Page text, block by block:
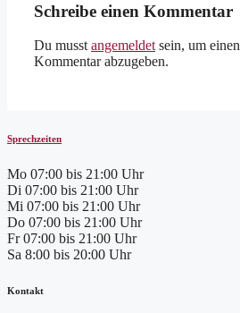
Schreibe einen Kommentar
Du musst angemeldet sein, um einen
Kommentar abzugeben.
Sprechzeiten
Mo 07:00 bis 21:00 Uhr
Di 07:00 bis 21:00 Uhr
Mi 07:00 bis 21:00 Uhr
Do 07:00 bis 21:00 Uhr
Fr 07:00 bis 21:00 Uhr
Sa 8:00 bis 20:00 Uhr
Kontakt